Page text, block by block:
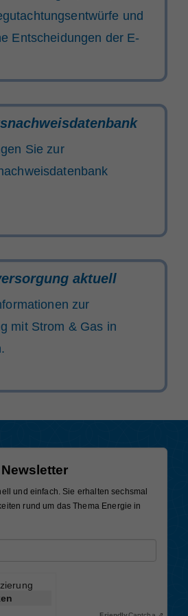
und
Entscheidungen der E-
Sie zur
aktuell
zur
mit Strom & Gas in
und einfach. Sie erhalten sechsmal
rund um das Thema Energie in